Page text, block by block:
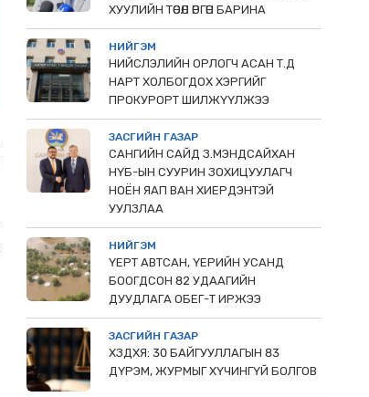
ХУУЛИЙН ТӨСӨЛ ӨРГӨН БАРИНА
НИЙГЭМ
НИЙСЛЭЛИЙН ОРЛОГЧ АСАН Т.Д
НАРТ ХОЛБОГДОХ ХЭРГИЙГ
ПРОКУРОРТ ШИЛЖҮҮЛЖЭЭ
ЗАСГИЙН ГАЗАР
САНГИЙН САЙД З.МЭНДСАЙХАН
НҮБ-ЫН СУУРИН ЗОХИЦУУЛАГЧ
НОЁН ЯАП ВАН ХИЕРДЭНТЭЙ
УУЛЗЛАА
НИЙГЭМ
ҮЕРТ АВТСАН, ҮЕРИЙН УСАНД
БООГДСОН 82 УДААГИЙН
ДУУДЛАГА ОБЕГ-Т ИРЖЭЭ
ЗАСГИЙН ГАЗАР
ХЗДХЯ: 30 БАЙГУУЛЛАГЫН 83
ДҮРЭМ, ЖУРМЫГ ХҮЧИНГҮЙ БОЛГОВ